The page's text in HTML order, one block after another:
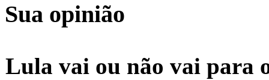
Sua opinião
Lula vai ou não vai para